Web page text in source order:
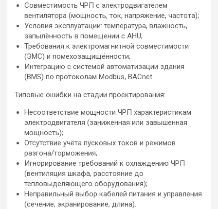
Совместимость ЧРП с электродвигателем
вентилятора (мощность, ток, напряжение, частота);
Условия эксплуатации: температура, влажность,
запылённость в помещении с AHU;
Требования к электромагнитной совместимости
(ЭМС) и помехозащищённости;
Интеграцию с системой автоматизации здания
(BMS) по протоколам Modbus, BACnet.
Типовые ошибки на стадии проектирования:
Несоответствие мощности ЧРП характеристикам
электродвигателя (заниженная или завышенная
мощность);
Отсутствие учёта пусковых токов и режимов
разгона/торможения;
Игнорирование требований к охлаждению ЧРП
(вентиляция шкафа, расстояние до
тепловыделяющего оборудования);
Неправильный выбор кабелей питания и управления
(сечение, экранирование, длина).